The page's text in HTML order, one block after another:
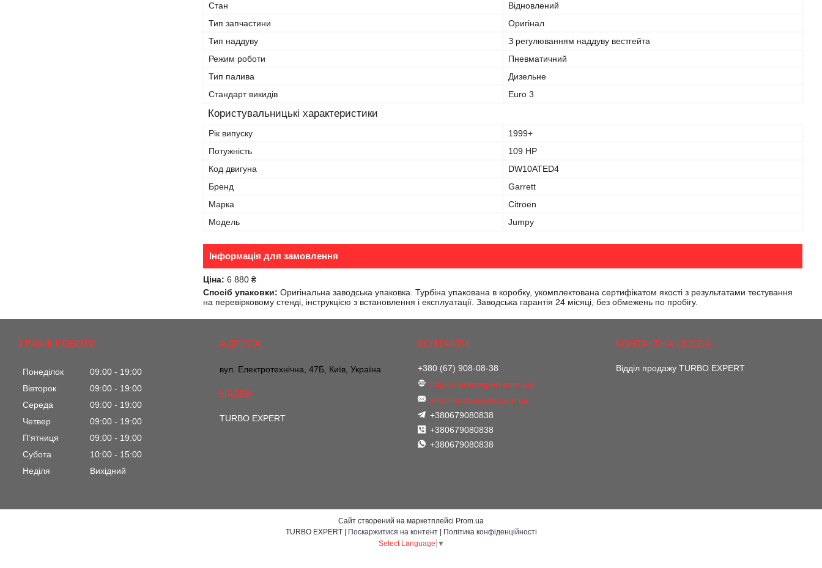
Стан
Відновлений
Тип запчастини
Оригінал
Тип наддуву
З регулюванням наддуву вестгейта
Режим роботи
Пневматичний
Тип палива
Дизельне
Стандарт викидів
Euro 3
Користувальницькі характеристики
Рік випуску
1999+
Потужність
109 HP
Код двигуна
DW10ATED4
Бренд
Garrett
Марка
Citroen
Модель
Jumpy
Інформація для замовлення
Ціна: 6 880 ₴
Спосіб упаковки: Оригінальна заводська упаковка. Турбіна упакована в коробку, укомплектована сертифікатом якості з результатами тестування
на перевірковому стенді, інструкцією з встановлення і експлуатації. Заводська гарантія 24 місяці, без обмежень по пробігу.
ГРАФІК РОБОТИ
Понеділок 09:00
19:00
Вівторок
09:00
19:00
Середа
09:00
19:00
Четвер
09:00
19:00
Пʼятниця
09:00
19:00
Субота
10:00
15:00
Неділя
Вихідний
вул. Електротехнічна, 47Б, Київ, Україна
TURBO EXPERT
+380 (67) 908-08-38
https://turboexpert.com.ua/
info@turboexpert.com.ua
+380679080838
+380679080838
+380679080838
Відділ продажу TURBO EXPERT
Сайт створений на маркетплейсі Prom.ua
Поскаржитися на контент
Політика конфіденційності
Select Language ▼